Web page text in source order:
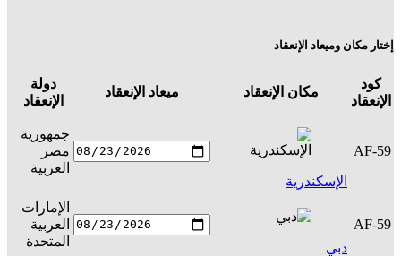
إختار مكان وميعاد الإنعقاد
كود
الإنعقاد
مكان الإنعقاد ميعاد الإنعقاد
دولة
الإنعقاد
AF-59
الإسكندرية
جمهورية
مصر
العربية
AF-59
دبي
الإمارات
العربية
المتحدة